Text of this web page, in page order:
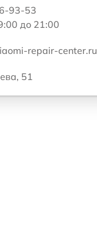
93-53
до 21:00
repair-center.ru
51